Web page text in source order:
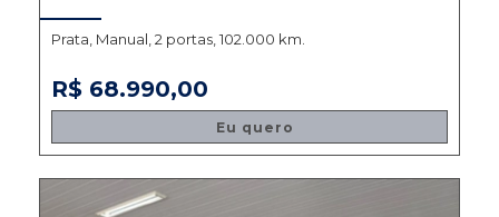
Prata, Manual, 2 portas, 102.000 km.
R$ 68.990,00
Eu quero